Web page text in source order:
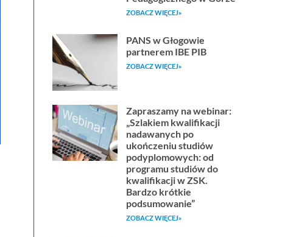
ZOBACZ WIĘCEJ»
PANS w Głogowie
partnerem IBE PIB
ZOBACZ WIĘCEJ»
Zapraszamy na webinar:
„Szlakiem kwalifikacji
nadawanych po
ukończeniu studiów
podyplomowych: od
programu studiów do
kwalifikacji w ZSK.
Bardzo krótkie
podsumowanie”
ZOBACZ WIĘCEJ»